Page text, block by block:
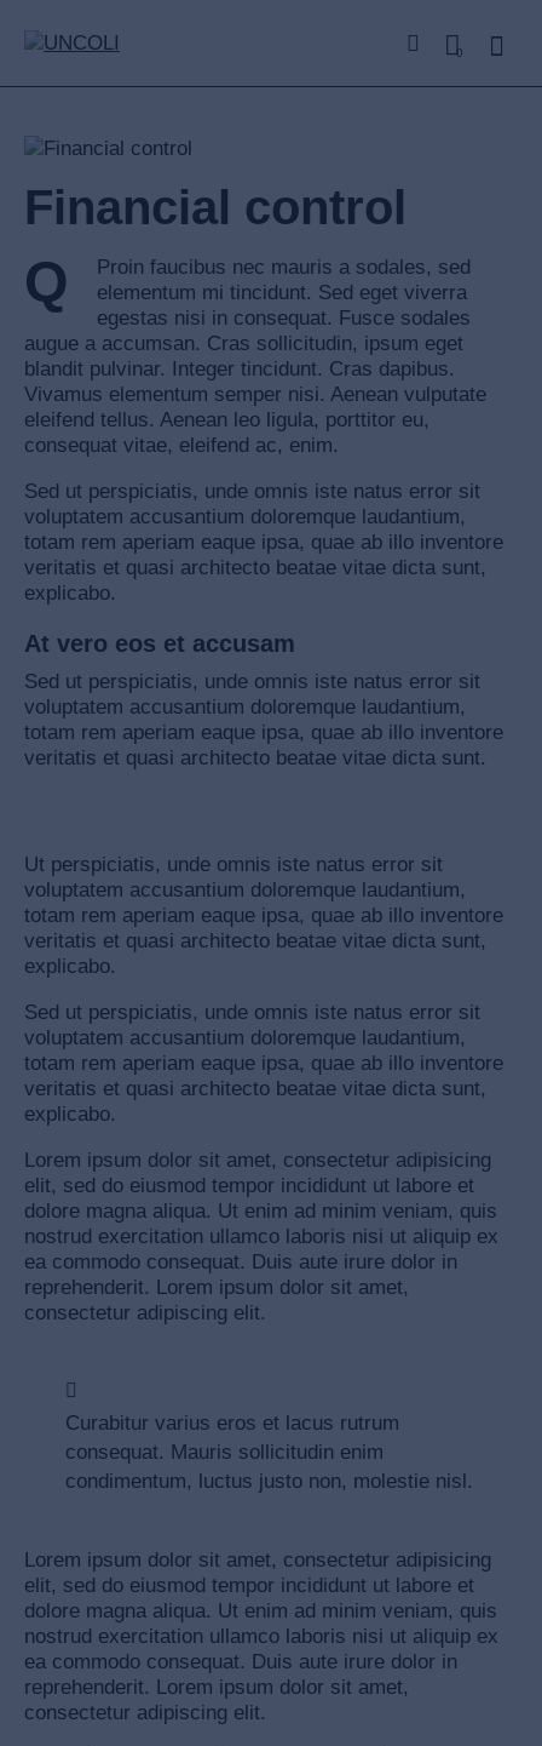
0
Financial control
Q
Proin faucibus nec mauris a sodales, sed
elementum mi tincidunt. Sed eget viverra
egestas nisi in consequat. Fusce sodales
augue a accumsan. Cras sollicitudin, ipsum eget
blandit pulvinar. Integer tincidunt. Cras dapibus.
Vivamus elementum semper nisi. Aenean vulputate
eleifend tellus. Aenean leo ligula, porttitor eu,
consequat vitae, eleifend ac, enim.
Sed ut perspiciatis, unde omnis iste natus error sit
voluptatem accusantium doloremque laudantium,
totam rem aperiam eaque ipsa, quae ab illo inventore
veritatis et quasi architecto beatae vitae dicta sunt,
explicabo.
At vero eos et accusam
Sed ut perspiciatis, unde omnis iste natus error sit
voluptatem accusantium doloremque laudantium,
totam rem aperiam eaque ipsa, quae ab illo inventore
veritatis et quasi architecto beatae vitae dicta sunt.
Ut perspiciatis, unde omnis iste natus error sit
voluptatem accusantium doloremque laudantium,
totam rem aperiam eaque ipsa, quae ab illo inventore
veritatis et quasi architecto beatae vitae dicta sunt,
explicabo.
Sed ut perspiciatis, unde omnis iste natus error sit
voluptatem accusantium doloremque laudantium,
totam rem aperiam eaque ipsa, quae ab illo inventore
veritatis et quasi architecto beatae vitae dicta sunt,
explicabo.
Lorem ipsum dolor sit amet, consectetur adipisicing
elit, sed do eiusmod tempor incididunt ut labore et
dolore magna aliqua. Ut enim ad minim veniam, quis
nostrud exercitation ullamco laboris nisi ut aliquip ex
ea commodo consequat. Duis aute irure dolor in
reprehenderit. Lorem ipsum dolor sit amet,
consectetur adipiscing elit.
Curabitur varius eros et lacus rutrum
consequat. Mauris sollicitudin enim
condimentum, luctus justo non, molestie nisl.
Lorem ipsum dolor sit amet, consectetur adipisicing
elit, sed do eiusmod tempor incididunt ut labore et
dolore magna aliqua. Ut enim ad minim veniam, quis
nostrud exercitation ullamco laboris nisi ut aliquip ex
ea commodo consequat. Duis aute irure dolor in
reprehenderit. Lorem ipsum dolor sit amet,
consectetur adipiscing elit.